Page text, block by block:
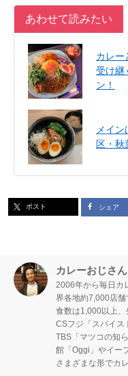
あわせて読みたい
カレー
受け継
ン！
メイ
区・秋
ポスト シェア
カレーおじさ
2006年から毎日カ
界各地約7,000店
食数は1,000以上、
CSフジ「スパイス
TBS「マツコの知
館「Oggi」やイー
さまざまな形でカ